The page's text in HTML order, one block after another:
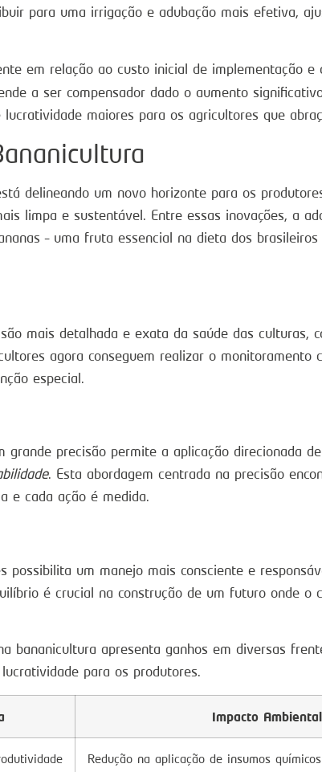
para uma irrigação e adubação mais efetiva,
em relação ao custo inicial de implementação e
a ser compensador dado o aumento
maiores para os agricultores que
delineando um novo horizonte para os
limpa e sustentável. Entre essas inovações, a
– uma fruta essencial na dieta dos
mais detalhada e exata da saúde das culturas,
agora conseguem realizar o monitoramento
especial.
precisão permite a aplicação direcionada
. Esta abordagem centrada na precisão
e cada ação é medida.
um manejo mais consciente e
é crucial na construção de um futuro onde o
bananicultura apresenta ganhos em diversas
para os produtores.
Impacto Ambiental
Redução na aplicação de insumos